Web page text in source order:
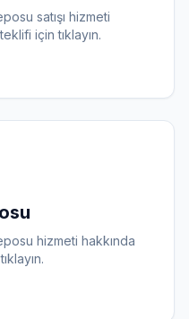
satışı hizmeti
için tıklayın.
hizmeti hakkında